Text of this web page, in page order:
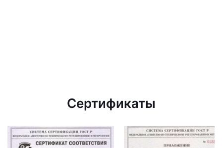
Сертификаты